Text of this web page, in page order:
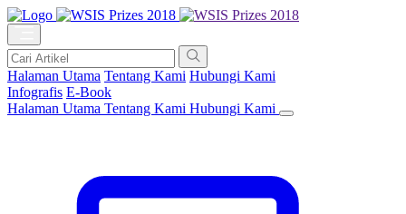
Halaman Utama Tentang Kami Hubungi Kami
Infografis E-Book
Halaman Utama Tentang Kami Hubungi Kami